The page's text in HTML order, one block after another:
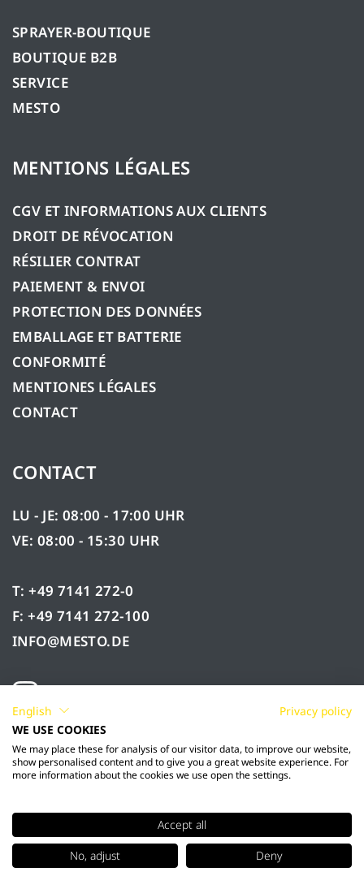
SPRAYER-BOUTIQUE
BOUTIQUE B2B
SERVICE
MESTO
MENTIONS LÉGALES
CGV ET INFORMATIONS AUX CLIENTS
DROIT DE RÉVOCATION
RÉSILIER CONTRAT
PAIEMENT & ENVOI
PROTECTION DES DONNÉES
EMBALLAGE ET BATTERIE
CONFORMITÉ
MENTIONES LÉGALES
CONTACT
CONTACT
LU - JE: 08:00 - 17:00 UHR
VE: 08:00 - 15:30 UHR
T: +49 7141 272-0
F: +49 7141 272-100
INFO@MESTO.DE
© 2026 Mesto Spritzenfabrik Ernst Stockburger
GmbH
English
Privacy policy
WE USE COOKIES
We may place these for analysis of our visitor data, to improve our website,
show personalised content and to give you a great website experience. For
more information about the cookies we use open the settings.
Accept all
No, adjust
Deny